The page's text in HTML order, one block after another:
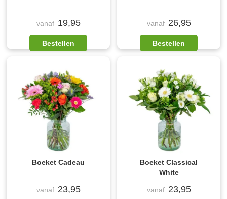
vanaf 19,95
Bestellen
vanaf 26,95
Bestellen
Boeket Cadeau
vanaf 23,95
Boeket Classical
White
vanaf 23,95